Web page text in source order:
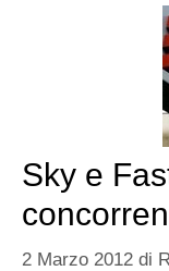
Sky e
2 Marzo 2012 di